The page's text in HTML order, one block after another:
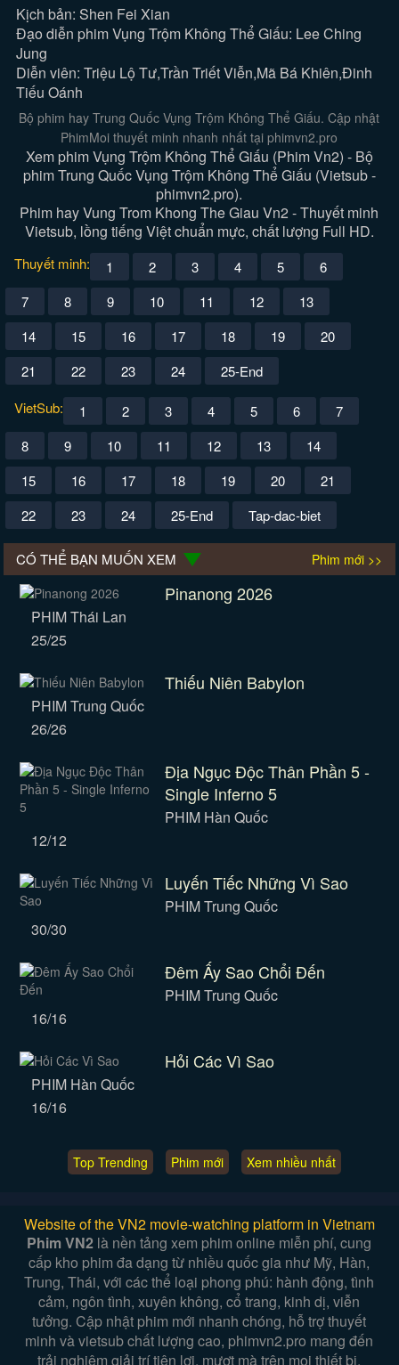
Kịch bản: Shen Fei Xian
Đạo diễn phim Vụng Trộm Không Thể Giấu: Lee Ching
Jung
Diễn viên: Triệu Lộ Tư,Trần Triết Viễn,Mã Bá Khiên,Đinh
Tiếu Oánh
Bộ phim hay Trung Quốc Vụng Trộm Không Thể Giấu. Cập nhật
PhimMoi thuyết minh nhanh nhất tại phimvn2.pro
Xem phim Vụng Trộm Không Thể Giấu (Phim Vn2) - Bộ
phim Trung Quốc Vụng Trộm Không Thể Giấu (Vietsub -
phimvn2.pro).
Phim hay Vung Trom Khong The Giau Vn2 - Thuyết minh
Vietsub, lồng tiếng Việt chuẩn mực, chất lượng Full HD.
Thuyết minh: 1 2 3 4 5
6
7
8 9 10 11 12
13
14
15 16 17 18 19
20
21
22 23 24
25-End
VietSub:
1 2 3 4 5 6
7
8
9 10 11 12 13
14
15
16 17 18 19 20
21
22
23 24 25-End Tap-dac-biet
CÓ THỂ BẠN MUỐN XEM Phim mới >>
Pinanong 2026
PHIM Thái Lan
25/25
Thiếu Niên Babylon
PHIM Trung Quốc
26/26
Địa Ngục Độc Thân Phần 5 -
Single Inferno 5
PHIM Hàn Quốc
12/12
Luyến Tiếc Những Vì Sao
PHIM Trung Quốc
30/30
Đêm Ấy Sao Chổi Đến
PHIM Trung Quốc
16/16
Hỏi Các Vì Sao
PHIM Hàn Quốc
16/16
Top Trending Phim mới Xem nhiều nhất
Website of the VN2 movie-watching platform in Vietnam
Phim VN2 là nền tảng xem phim online miễn phí, cung
cấp kho phim đa dạng từ nhiều quốc gia như Mỹ, Hàn,
Trung, Thái, với các thể loại phong phú: hành động, tình
cảm, ngôn tình, xuyên không, cổ trang, kinh dị, viễn
tưởng. Cập nhật phim mới nhanh chóng, hỗ trợ thuyết
minh và vietsub chất lượng cao, phimvn2.pro mang đến
trải nghiệm giải trí tiện lợi, mượt mà trên mọi thiết bị.